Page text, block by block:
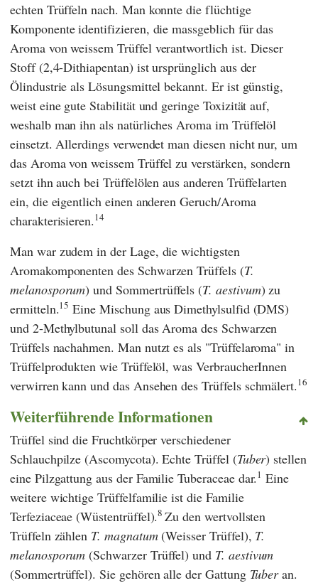
echten Trüffeln nach. Man konnte die flüchtige
Komponente identifizieren, die massgeblich für das
Aroma von weissem Trüffel verantwortlich ist. Dieser
Stoff (2,4-Dithiapentan) ist ursprünglich aus der
Ölindustrie als Lösungsmittel bekannt. Er ist günstig,
weist eine gute Stabilität und geringe Toxizität auf,
weshalb man ihn als natürliches Aroma im Trüffelöl
einsetzt. Allerdings verwendet man diesen nicht nur, um
das Aroma von weissem Trüffel zu verstärken, sondern
setzt ihn auch bei Trüffelölen aus anderen Trüffelarten
ein, die eigentlich einen anderen Geruch/Aroma
charakterisieren.14
Man war zudem in der Lage, die wichtigsten
Aromakomponenten des Schwarzen Trüffels (T.
melanosporum) und Sommertrüffels (T. aestivum) zu
ermitteln.15 Eine Mischung aus Dimethylsulfid (DMS)
und 2-Methylbutunal soll das Aroma des Schwarzen
Trüffels nachahmen. Man nutzt es als "Trüffelaroma" in
Trüffelprodukten wie Trüffelöl, was VerbraucherInnen
verwirren kann und das Ansehen des Trüffels schmälert.16
Weiterführende Informationen
Trüffel sind die Fruchtkörper verschiedener
Schlauchpilze (Ascomycota). Echte Trüffel (Tuber) stellen
eine Pilzgattung aus der Familie Tuberaceae dar.1 Eine
weitere wichtige Trüffelfamilie ist die Familie
Terfeziaceae (Wüstentrüffel).8Zu den wertvollsten
Trüffeln zählen T. magnatum(Weisser Trüffel), T.
melanosporum (Schwarzer Trüffel) und T. aestivum
(Sommertrüffel). Sie gehören alle der Gattung Tuberan.